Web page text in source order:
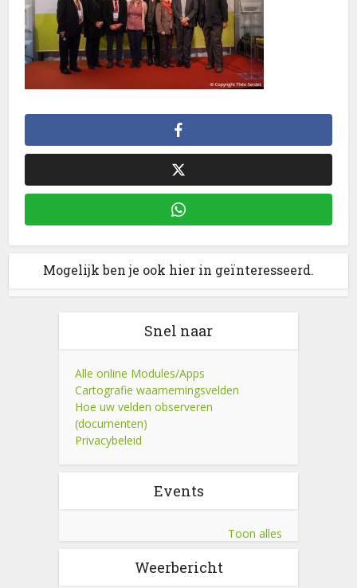
Mogelijk ben je ook hier in geïnteresseerd.
Snel naar
Alle online Modules/Apps
Cartografie waarnemingsvelden
Hoe uw velden observeren
(documenten)
Privacybeleid
Events
Toon alles
Weerbericht